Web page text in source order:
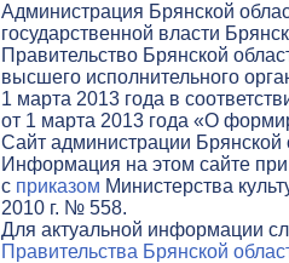
Администрация Брянской
государственной власти
Правительство Брянской
высшего исполнительного
1 марта 2013 года в
от 1 марта 2013 года «О
Cайт администрации Брянской
Информация на этом сайте
с приказом Министерства
2010 г. № 558.
Для актуальной информации
Правительства Брянской